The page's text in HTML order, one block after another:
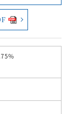
％